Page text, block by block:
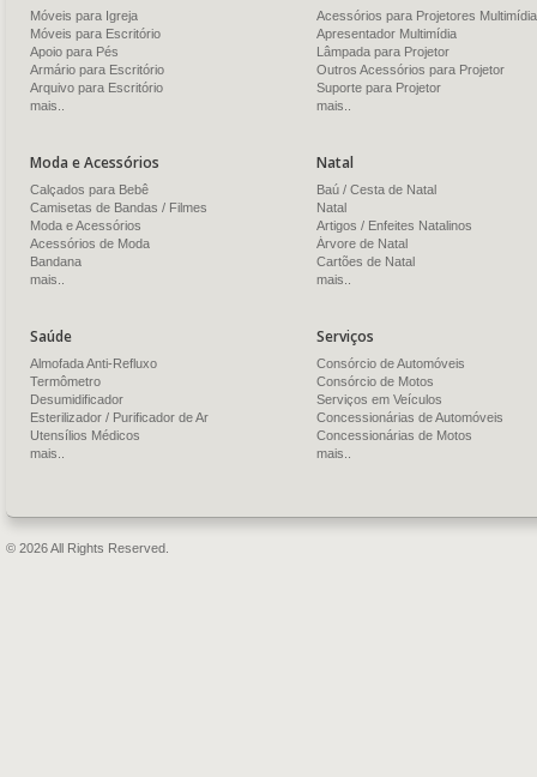
Móveis para Igreja
Móveis para Escritório
Apoio para Pés
Armário para Escritório
Arquivo para Escritório
mais..
Acessórios para Projetores Multimídia
Apresentador Multimídia
Lâmpada para Projetor
Outros Acessórios para Projetor
Suporte para Projetor
mais..
Moda e Acessórios
Calçados para Bebê
Camisetas de Bandas / Filmes
Moda e Acessórios
Acessórios de Moda
Bandana
mais..
Natal
Baú / Cesta de Natal
Natal
Artigos / Enfeites Natalinos
Árvore de Natal
Cartões de Natal
mais..
Saúde
Almofada Anti-Refluxo
Termômetro
Desumidificador
Esterilizador / Purificador de Ar
Utensílios Médicos
mais..
Serviços
Consórcio de Automóveis
Consórcio de Motos
Serviços em Veículos
Concessionárias de Automóveis
Concessionárias de Motos
mais..
© 2026 All Rights Reserved.